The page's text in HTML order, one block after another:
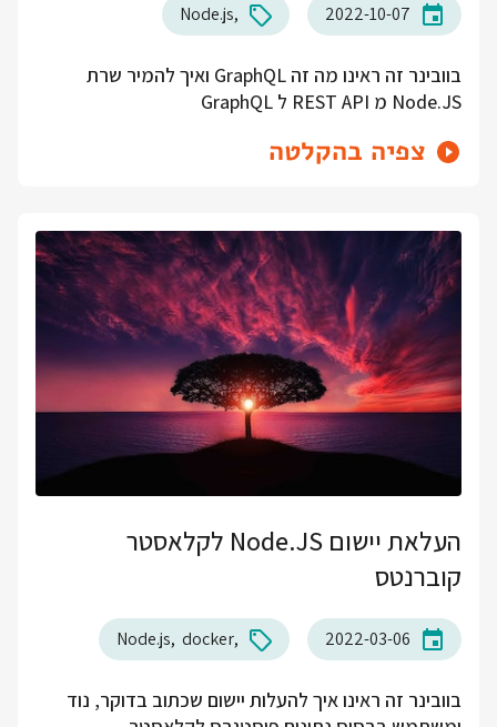
2022-10-07
Node.js
בוובינר זה ראינו מה זה GraphQL ואיך להמיר שרת
Node.JS מ REST API ל GraphQL
צפיה בהקלטה
העלאת יישום Node.JS לקלאסטר
קוברנטס
2022-03-06
docker
Node.js
בוובינר זה ראינו איך להעלות יישום שכתוב בדוקר, נוד